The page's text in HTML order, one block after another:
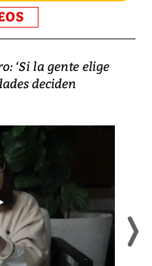
‘Si la gente elige
deciden